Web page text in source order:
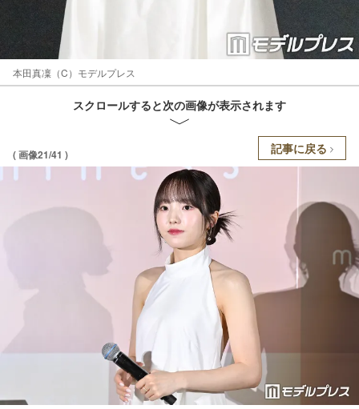
本田真凜（C）モデルプレス
スクロールすると次の画像が表示されます
( 画像21/41 ) 記事に戻る